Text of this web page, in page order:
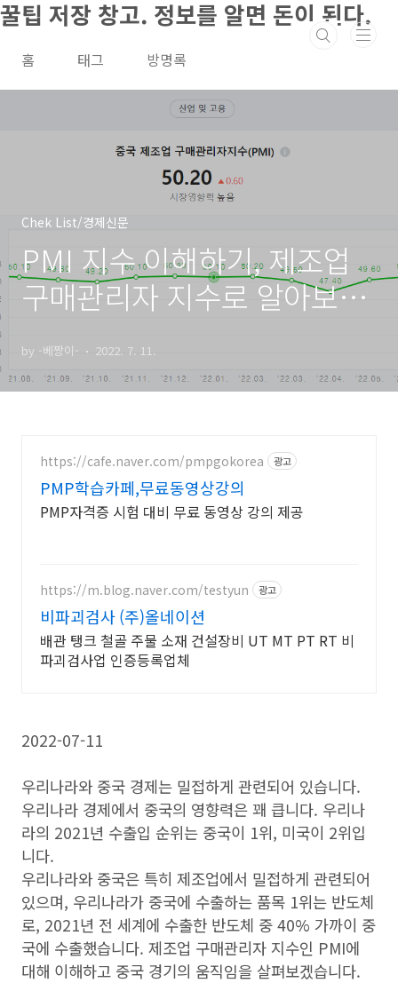
본문 바로가기
꿀팁 저장 창고. 정보를 알면 돈이 된다.
홈 태그 방명록
Chek List/경제신문
PMI 지수 이해하기, 제조업
구매관리자 지수로 알아보는
by -베짱이- 2022. 7. 11.
https://cafe.naver.com/pmpgokorea 광고
PMP학습카페,무료동영상강의
PMP자격증 시험 대비 무료 동영상 강의 제공
https://m.blog.naver.com/testyun 광고
비파괴검사 (주)올네이션
배관 탱크 철골 주물 소재 건설장비 UT MT PT RT 비
파괴검사업 인증등록업체
2022-07-11
우리나라와 중국 경제는 밀접하게 관련되어 있습니다.
우리나라 경제에서 중국의 영향력은 꽤 큽니다. 우리나
라의 2021년 수출입 순위는 중국이 1위, 미국이 2위입
니다.
우리나라와 중국은 특히 제조업에서 밀접하게 관련되어
있으며, 우리나라가 중국에 수출하는 품목 1위는 반도체
로, 2021년 전 세계에 수출한 반도체 중 40% 가까이 중
국에 수출했습니다. 제조업 구매관리자 지수인 PMI에
대해 이해하고 중국 경기의 움직임을 살펴보겠습니다.